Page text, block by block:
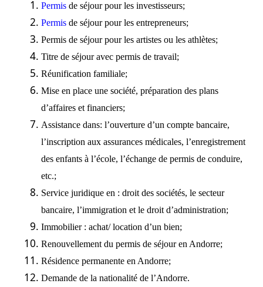
Permis de séjour pour les investisseurs;
Permis de séjour pour les entrepreneurs;
Permis de séjour pour les artistes ou les athlètes;
Titre de séjouravec permis de travail;
Réunification familiale;
Mise en place une société, préparation des plans
d’affaires et financiers;
Assistance dans: l’ouverture d’un compte bancaire,
l’inscription aux assurances médicales, l’enregistrement
des enfants à l’école, l’échange de permis de conduire,
etc.;
Service juridique en : droit des sociétés, le secteur
bancaire, l’immigration et le droit d’administration;
Immobilier : achat/ location d’un bien;
Renouvellement du permis de séjour en Andorre;
Résidence permanente en Andorre;
Demande de la nationalité de l’Andorre.